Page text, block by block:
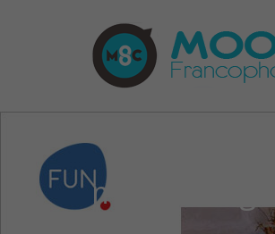
mooc-